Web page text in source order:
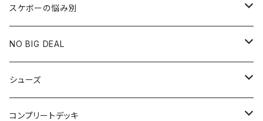
スケボーの悩み別
膝や腰が痛い
NO BIG DEAL
NBD CUSTOMIZED
USED ITEM
シューズ
キッズシューズ
コンプリートデッキ